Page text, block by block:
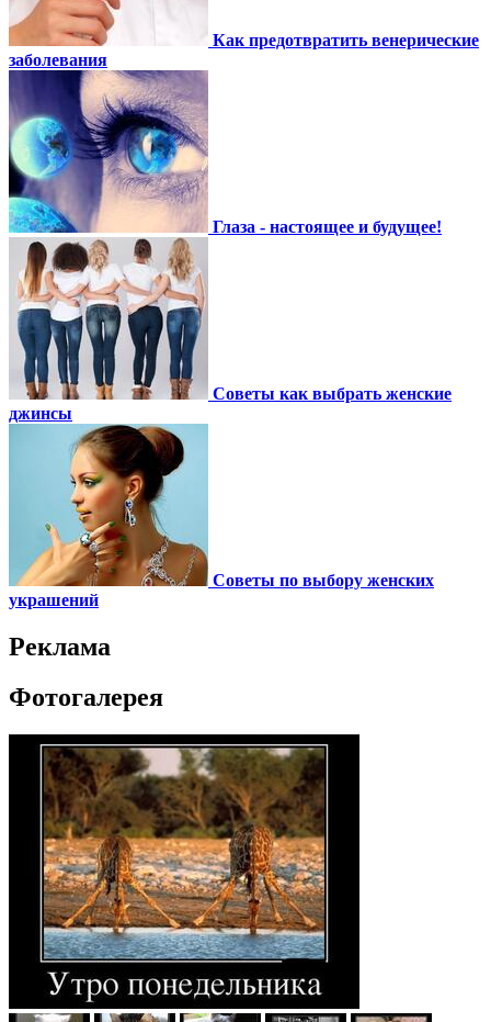
Как предотвратить венерические
заболевания
Глаза - настоящее и будущее!
Советы как выбрать женские
джинсы
Советы по выбору женских
украшений
Реклама
Фотогалерея